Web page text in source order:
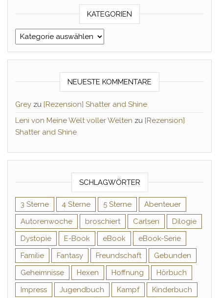
KATEGORIEN
Kategorien
NEUESTE KOMMENTARE
Grey zu [Rezension] Shatter and Shine
Leni von Meine Welt voller Welten zu [Rezension]
Shatter and Shine
SCHLAGWÖRTER
3 Sterne 4 Sterne 5 Sterne
Abenteuer
Autorenwoche
broschiert Carlsen
Dilogie
Dystopie
E-Book eBook
eBook-Serie
Familie
Fantasy Freundschaft
Gebunden
Geheimnisse
Hexen Hoffnung
Hörbuch
Impress
Jugendbuch Kampf
Kinderbuch